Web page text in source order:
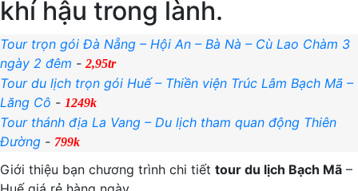
khí hậu trong lành.
Tour trọn gói Đà Nẵng – Hội An – Bà Nà – Cù Lao Chàm 3
ngày 2 đêm -2,95tr
Tour du lịch trọn gói Huế – Thiền viện Trúc Lâm Bạch Mã –
Lăng Cô - 1249k
Tour thánh địa La Vang – Du lịch tham quan động Thiên
Đường - 799k
Giới thiệu bạn chương trình chi tiết tour du lịch Bạch Mã –